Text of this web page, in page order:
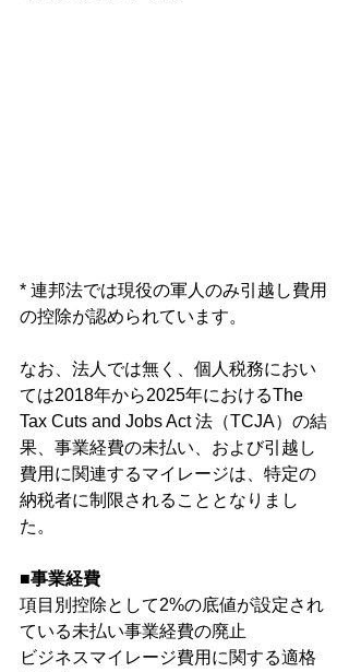
* 連邦法では現役の軍人のみ引越し費用
の控除が認められています。
なお、法人では無く、個人税務におい
ては2018年から2025年におけるThe
Tax Cuts and Jobs Act 法（TCJA）の結
果、事業経費の未払い、および引越し
費用に関連するマイレージは、特定の
納税者に制限されることとなりまし
た。
■事業経費
項目別控除として2%の底値が設定され
ている未払い事業経費の廃止
ビジネスマイレージ費用に関する適格